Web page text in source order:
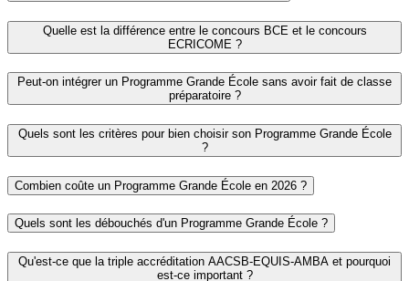
Quelle est la différence entre le concours BCE et le concours
ECRICOME ?
Peut-on intégrer un Programme Grande École sans avoir fait de classe
préparatoire ?
Quels sont les critères pour bien choisir son Programme Grande École
?
Combien coûte un Programme Grande École en 2026 ?
Quels sont les débouchés d'un Programme Grande École ?
Qu'est-ce que la triple accréditation AACSB-EQUIS-AMBA et pourquoi
est-ce important ?